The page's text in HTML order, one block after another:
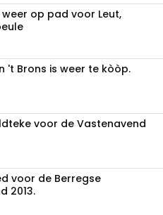
op pad voor Leut,
't Brons is weer te kòòp.
voor de Vastenavend
voor de Berregse
2013.